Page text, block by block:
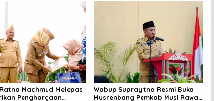
Machmud Melepas
Penghargaan
Wabup Suprayitno Resmi Buka
Musrenbang Pemkab Musi Rawas